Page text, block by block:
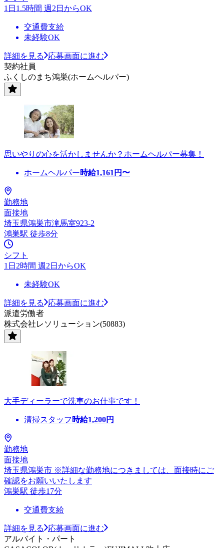
1日1.5時間 週2日からOK
交通費支給
未経験OK
詳細を見る
応募画面に進む
契約社員
ふくしのまち鴻巣(ホームヘルパー)
思いやりの心を活かしませんか？ホームヘルパー募集！
ホームヘルパー時給1,161 円〜
勤務地
面接地
埼玉県鴻巣市滝馬室923-2
鴻巣駅 徒歩8分
シフト
1日2時間 週2日からOK
未経験OK
詳細を見る
応募画面に進む
派遣労働者
株式会社レソリューション(50883)
大手ディーラーで洗車のお仕事です！
清掃スタッフ 時給1,200円
勤務地
面接地
埼玉県鴻巣市 ※詳細な勤務地につきましては、面接時にご
確認をお願いいたします
鴻巣駅 徒歩17分
交通費支給
詳細を見る
応募画面に進む
アルバイト・パート